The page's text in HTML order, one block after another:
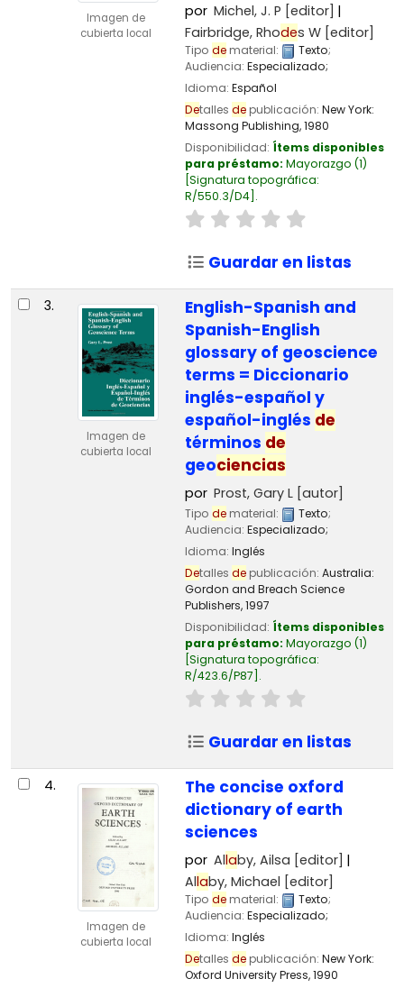
Imagen de
cubierta local
por Michel, J. P [editor]
Fairbridge, Rhodes W[editor]
Tipo dematerial: Texto;
Audiencia: Especializado;
Idioma: Español
Detalles depublicación: New York:
Massong Publishing,1980
Disponibilidad: Ítems disponibles
para préstamo: Mayorazgo (1)
Signatura topográfica:
R/550.3/D4 .
Guardar en listas
3.
Imagen de
cubierta local
English-Spanish and
Spanish-English
glossary of geoscience
terms = Diccionario
inglés-español y
español-inglés de
términos de
geociencias
por Prost, Gary L[autor]
Tipo dematerial: Texto;
Audiencia: Especializado;
Idioma: Inglés
Detalles depublicación: Australia:
Gordon and Breach Science
Publishers,1997
Disponibilidad: Ítems disponibles
para préstamo: Mayorazgo (1)
Signatura topográfica:
R/423.6/P87 .
Guardar en listas
4.
Imagen de
cubierta local
The concise oxford
dictionary of earth
sciences
por Allaby, Ailsa [editor]
Allaby, Michael [editor]
Tipo dematerial: Texto;
Audiencia: Especializado;
Idioma: Inglés
Detalles depublicación: New York:
Oxford University Press,1990